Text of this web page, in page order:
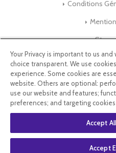
Conditions
Qui
Blog &
Select Language
Your Privacy is important to us
choice transparent. We use
experience. Some cookies are
website. Others are optional:
use our website and features;
preferences; and targeting
Accept
Accept